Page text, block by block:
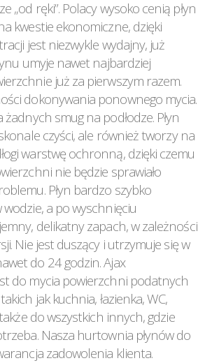
„od ręki”. Polacy wysoko cenią płyn
kwestie ekonomiczne, dzięki
jest niezwykle wydajny, już
umyje nawet najbardziej
już za pierwszym razem.
dokonywania ponownego mycia.
żadnych smug na podłodze. Płyn
czyści, ale również tworzy na
warstwę ochronną, dzięki czemu
nie będzie sprawiało
Płyn bardzo szybko
wodzie, a po wyschnięciu
delikatny zapach, w zależności
Nie jest duszący i utrzymuje się w
do 24 godzin. Ajax
do mycia powierzchni podatnych
jak kuchnia, łazienka, WC,
do wszystkich innych, gdzie
Nasza hurtownia płynów do
zadowolenia klienta.